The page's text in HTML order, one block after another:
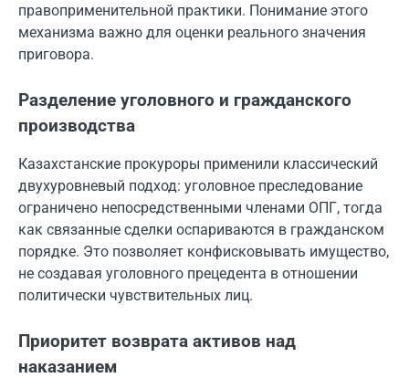
правоприменительной практики. Понимание этого
механизма важно для оценки реального значения
приговора.
Разделение уголовного и гражданского
производства
Казахстанские прокуроры применили классический
двухуровневый подход: уголовное преследование
ограничено непосредственными членами ОПГ, тогда
как связанные сделки оспариваются в гражданском
порядке. Это позволяет конфисковывать имущество,
не создавая уголовного прецедента в отношении
политически чувствительных лиц.
Приоритет возврата активов над
наказанием